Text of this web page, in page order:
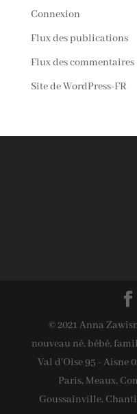
Connexion
Flux des publications
Flux des commentaires
Site de WordPress-FR
© 2021 Anna
nouveau né, bébé,
Val d'Oise 95 - Aisne
Paris, Meaux,
Goussainville,